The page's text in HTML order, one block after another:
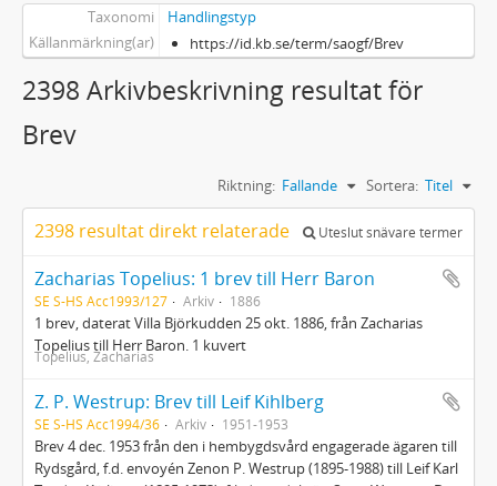
Taxonomi
Handlingstyp
Källanmärkning(ar)
https://id.kb.se/term/saogf/Brev
2398 Arkivbeskrivning resultat för
Brev
Sortera: Titel
Riktning: Fallande
2398 resultat direkt relaterade Uteslut snävare termer
Zacharias Topelius: 1 brev till Herr Baron
SE S-HS Acc1993/127 Arkiv 1886
1 brev, daterat Villa Björkudden 25 okt. 1886, från Zacharias
Topelius till Herr Baron. 1 kuvert
Topelius, Zacharias
Z. P. Westrup: Brev till Leif Kihlberg
SE S-HS Acc1994/36 Arkiv 1951-1953
Brev 4 dec. 1953 från den i hembygdsvård engagerade ägaren till
Rydsgård, f.d. envoyén Zenon P. Westrup (1895-1988) till Leif Karl